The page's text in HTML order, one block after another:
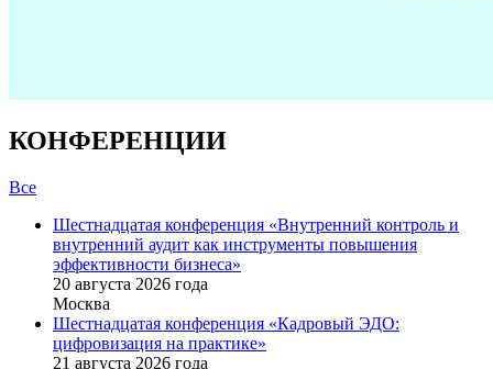
КОНФЕРЕНЦИИ
Все
Шестнадцатая конференция «Внутренний контроль и
внутренний аудит как инструменты повышения
эффективности бизнеса»
20 августа 2026 года
Москва
Шестнадцатая конференция «Кадровый ЭДО:
цифровизация на практике»
21 августа 2026 года